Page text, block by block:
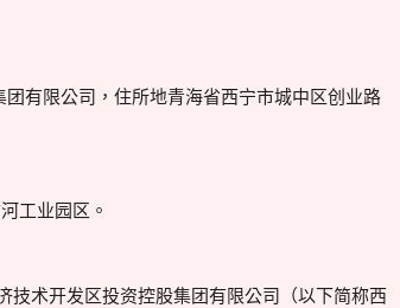
有限公司，住所地青海省西宁市城中区创业路
工业园区。
技术开发区投资控股集团有限公司（以下简称西